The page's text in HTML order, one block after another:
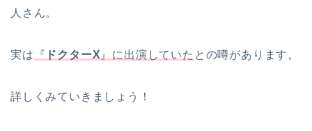
人さん。
実は 『 ドクターX 』に出演していた との噂があります。
詳しくみていきましょう！